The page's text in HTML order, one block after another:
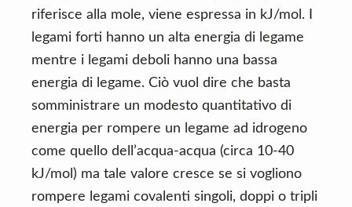
riferisce alla mole, viene espressa in kJ/mol. I
legami forti hanno un alta energia di legame
mentre i legami deboli hanno una bassa
energia di legame. Ciò vuol dire che basta
somministrare un modesto quantitativo di
energia per rompere un legame ad idrogeno
come quello dell’acqua-acqua (circa 10-40
kJ/mol) ma tale valore cresce se si vogliono
rompere legami covalenti singoli, doppi o tripli